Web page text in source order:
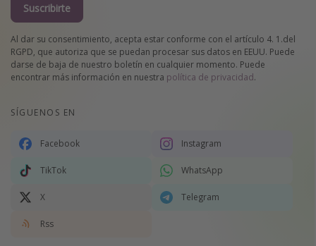
Suscribirte
Al dar su consentimiento, acepta estar conforme con el artículo 4. 1.del
RGPD, que autoriza que se puedan procesar sus datos en EEUU. Puede
darse de baja de nuestro boletín en cualquier momento. Puede
encontrar más información en nuestra política de privacidad.
SÍGUENOS EN
Facebook Instagram
TikTok WhatsApp
X Telegram
Rss